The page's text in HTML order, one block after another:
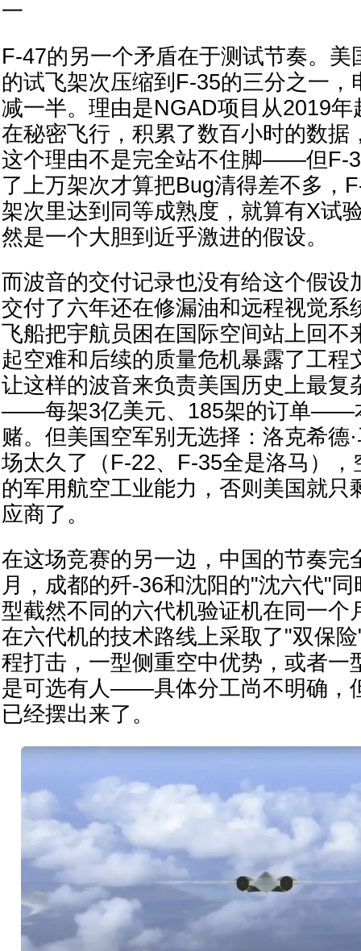
一
F-47的另一个矛盾在于测试节奏。美
的试飞架次压缩到F-35的三分之一，
减一半。理由是NGAD项目从2019
在秘密飞行，积累了数百小时的数据
这个理由不是完全站不住脚——但F-
了上万架次才算把Bug清得差不多，
架次里达到同等成熟度，就算有X试
然是一个大胆到近乎激进的假设。
而波音的交付记录也没有给这个假设
交付了六年还在修漏油和远程视觉系
飞船把宇航员困在国际空间站上回不
起空难和后续的质量危机暴露了工程
让这样的波音来负责美国历史上最复
——每架3亿美元、185架的订单——
赌。但美国空军别无选择：洛克希德
场太久了（F-22、F-35全是洛马）
的军用航空工业能力，否则美国就只
应商了。
在这场竞赛的另一边，中国的节奏完
月，成都的歼-36和沈阳的"沈六代"
型截然不同的六代机验证机在同一个
在六代机的技术路线上采取了"双保
程打击，一型侧重空中优势，或者一
是可选有人——具体分工尚不明确，
已经摆出来了。